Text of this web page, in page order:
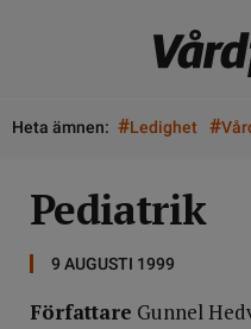
Heta ämnen: #Ledighet #
Pediatrik
9 AUGUSTI 1999
Författare Gunnel